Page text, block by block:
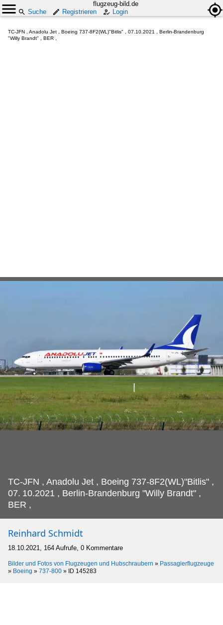
flugzeug-bild.de
Suche
Registrieren Login
TC-JFN , Anadolu Jet , Boeing 737-8F2(WL)"Bitlis" , 07.10.2021 , Berlin-Brandenburg
"Willy Brandt" , BER ,
TC-JFN , Anadolu Jet , Boeing 737-8F2(WL)"Bitlis" ,
07. 10.2021 , Berlin-Brandenburg "Willy Brandt" ,
BER ,
Reinhard Schmidt
18.10.2021, 164 Aufrufe, 0 Kommentare
Bilder und Fotos von Flugzeugen und Hubschraubern » Passagierflugzeuge
» Boeing » 737-800 » ID 145283